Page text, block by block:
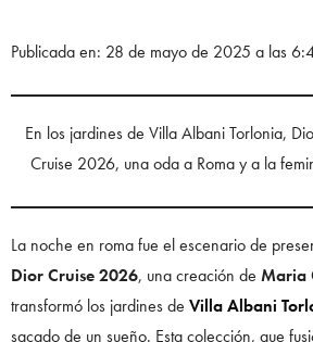
Publicada en: 28 de mayo de 2025 a las
En los jardines de Villa Albani Torlonia,
Cruise 2026, una oda a Roma y a la
La noche en roma fue el escenario de
Dior Cruise 2026, una creación de Maria
transformó los jardines de Villa Albani
sacado de un sueño. Esta colección, que